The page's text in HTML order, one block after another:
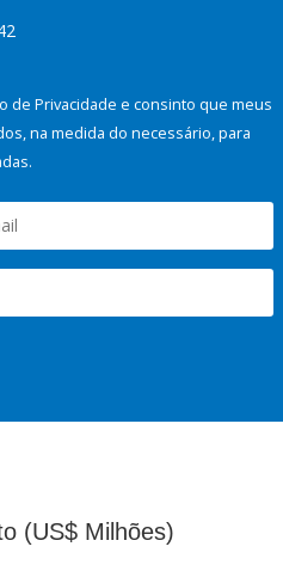
de Privacidade e consinto que meus
na medida do necessário, para
(US$ Milhões)